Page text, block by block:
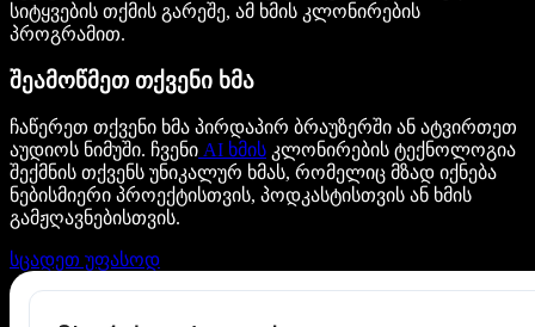
სიტყვების თქმის გარეშე, ამ ხმის კლონირების
პროგრამით.
შეამოწმეთ თქვენი ხმა
ჩაწერეთ თქვენი ხმა პირდაპირ ბრაუზერში ან ატვირთეთ
აუდიოს ნიმუში. ჩვენი AI ხმის კლონირების ტექნოლოგია
შექმნის თქვენს უნიკალურ ხმას, რომელიც მზად იქნება
ნებისმიერი პროექტისთვის, პოდკასტისთვის ან ხმის
გამჟღავნებისთვის.
სცადეთ უფასოდ